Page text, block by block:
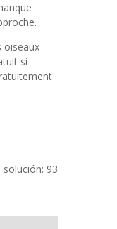
oiseaux
si